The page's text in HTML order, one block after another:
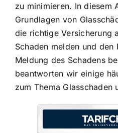
zu minimieren. In diesem
Grundlagen von
die richtige Versicherung
Schaden melden und den
Meldung des Schadens
beantworten wir einige
zum Thema Glasschaden